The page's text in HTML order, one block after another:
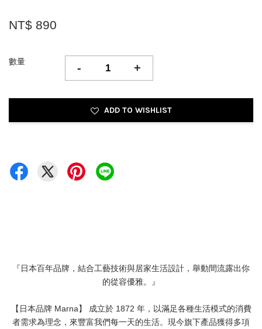
NT$ 890
數量 - +
ADD TO WISHLIST
『日本百年品牌，結合工藝技術與居家生活設計，舉動間流露出你
的從容優雅。』
【日本品牌 Marna】 成立於 1872 年，以滿足各種生活模式的消費
者需求為理念，來豐富我們每一天的生活。現今旗下產品獲得多項